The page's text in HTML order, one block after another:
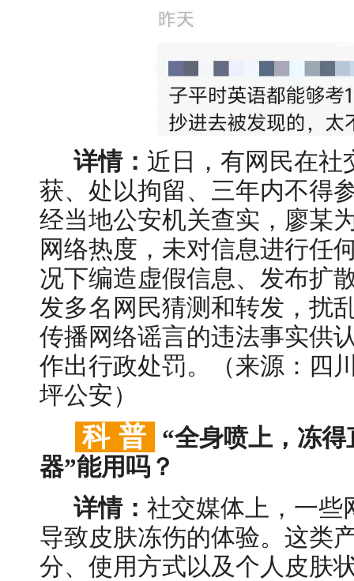
详情： 近日，有网民在社
获、处以拘留、三年内不得
经当地公安机关查实，廖某
网络热度，未对信息进行任
况下编造虚假信息、发布扩
发多名网民猜测和转发，扰
传播网络谣言的违法事实供
作出行政处罚。（来源：四
坪公安）
科 普
“全身喷上，冻
器”能用吗？
详情： 社交媒体上，一些
导致皮肤冻伤的体验。这类
分、使用方式以及个人皮肤